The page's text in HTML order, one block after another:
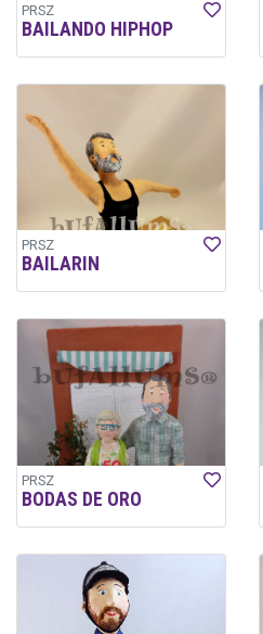
PRSZ
BAILANDO HIPHOP
PRSZ
BAILARIN
PRSZ
BODAS DE ORO